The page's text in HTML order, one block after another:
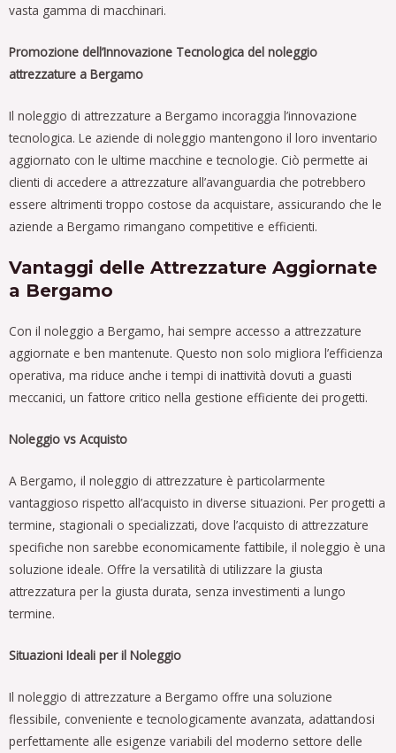
vasta gamma di macchinari.
Promozione dell’Innovazione Tecnologica del noleggio
attrezzature a Bergamo
Il noleggio di attrezzature a Bergamo incoraggia l’innovazione
tecnologica. Le aziende di noleggio mantengono il loro inventario
aggiornato con le ultime macchine e tecnologie. Ciò permette ai
clienti di accedere a attrezzature all’avanguardia che potrebbero
essere altrimenti troppo costose da acquistare, assicurando che le
aziende a Bergamo rimangano competitive e efficienti.
Vantaggi delle Attrezzature Aggiornate
a Bergamo
Con il noleggio a Bergamo, hai sempre accesso a attrezzature
aggiornate e ben mantenute. Questo non solo migliora l’efficienza
operativa, ma riduce anche i tempi di inattività dovuti a guasti
meccanici, un fattore critico nella gestione efficiente dei progetti.
Noleggio vs Acquisto
A Bergamo, il noleggio di attrezzature è particolarmente
vantaggioso rispetto all’acquisto in diverse situazioni. Per progetti a
termine, stagionali o specializzati, dove l’acquisto di attrezzature
specifiche non sarebbe economicamente fattibile, il noleggio è una
soluzione ideale. Offre la versatilità di utilizzare la giusta
attrezzatura per la giusta durata, senza investimenti a lungo
termine.
Situazioni Ideali per il Noleggio
Il noleggio di attrezzature a Bergamo offre una soluzione
flessibile, conveniente e tecnologicamente avanzata, adattandosi
perfettamente alle esigenze variabili del moderno settore delle